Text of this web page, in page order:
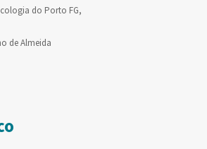
do Porto FG,
de Almeida